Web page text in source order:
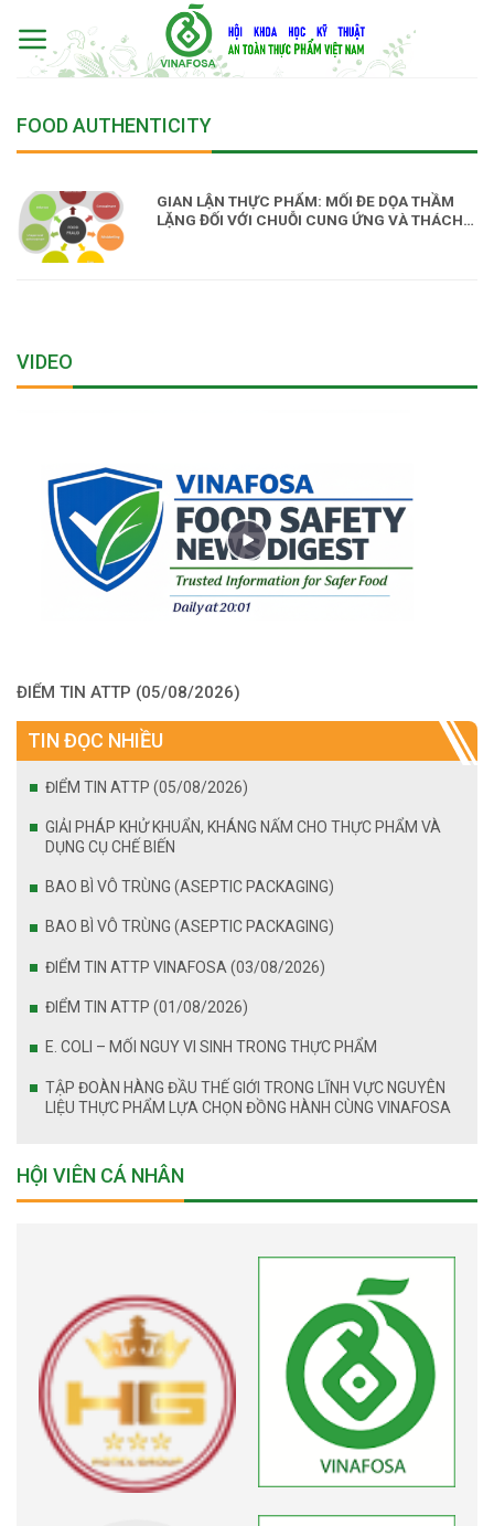
content
FOOD AUTHENTICITY
GIAN LẬN THỰC PHẨM: MỐI ĐE DỌA THẦM
LẶNG ĐỐI VỚI CHUỖI CUNG ỨNG VÀ THÁCH
VIDEO
ĐIỂM TIN ATTP (05/08/2026)
TIN ĐỌC NHIỀU
ĐIỂM TIN ATTP (05/08/2026)
GIẢI PHÁP KHỬ KHUẨN, KHÁNG NẤM CHO THỰC PHẨM VÀ
DỤNG CỤ CHẾ BIẾN
BAO BÌ VÔ TRÙNG (ASEPTIC PACKAGING)
BAO BÌ VÔ TRÙNG (ASEPTIC PACKAGING)
ĐIỂM TIN ATTP VINAFOSA (03/08/2026)
ĐIỂM TIN ATTP (01/08/2026)
E. COLI – MỐI NGUY VI SINH TRONG THỰC PHẨM
TẬP ĐOÀN HÀNG ĐẦU THẾ GIỚI TRONG LĨNH VỰC NGUYÊN
LIỆU THỰC PHẨM LỰA CHỌN ĐỒNG HÀNH CÙNG VINAFOSA
HỘI VIÊN CÁ NHÂN